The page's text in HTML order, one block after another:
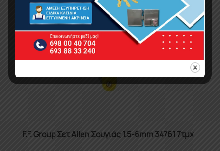
F.F. Group Σετ Allen Σουγιάς 1.5-6mm 34761 7τμχ